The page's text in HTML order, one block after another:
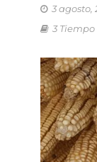
3 agosto,
3